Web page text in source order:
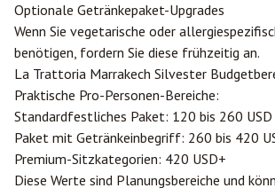
Optionale Getränkepaket-Upgrades
Wenn Sie vegetarische oder
benötigen, fordern Sie diese frühzeitig an.
La Trattoria Marrakech Silvester
Praktische Pro-Personen-Bereiche:
Standardfestliches Paket: 120 bis 260 USD
Paket mit Getränkeinbegriff: 260 bis 420
Premium-Sitzkategorien: 420 USD+
Diese Werte sind Planungsbereiche und